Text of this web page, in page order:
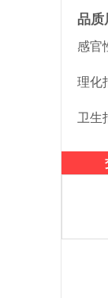
品质
感官
理化
卫生